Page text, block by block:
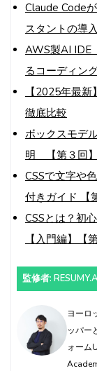
Claude Code
スタントの導
AWS製AI IDE
るコーディン
【2025年最
徹底比較
ボックスモデ
明 【第３回】
CSSで文字や
付きガイド 【
CSSとは？初
【入門編】【
監修者:
ヨーロ
ッパー
ォーム